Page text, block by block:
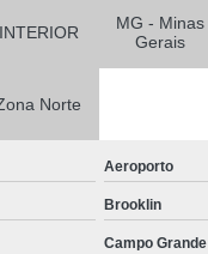
INTERIOR
MG - Minas
Gerais
Norte
Aeroporto
Brooklin
Campo Grande